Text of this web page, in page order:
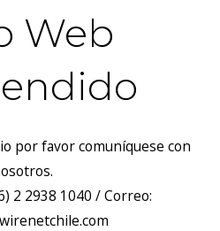
Web
por favor comuníquese con
2 2938 1040 / Correo: